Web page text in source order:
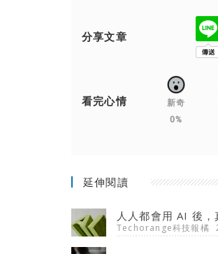
分享文章
看完心情
新奇
0%
延伸閱讀
人人都會用 AI 後
Techorange科技報橘